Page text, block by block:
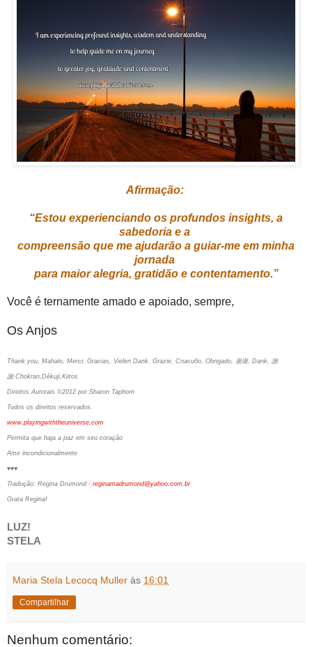
Afirmação:
“Estou experienciando os profundos insights, a
sabedoria e a
compreensão que me ajudarão a guiar-me em minha
jornada
para maior alegria, gratidão e contentamento.”
Você é ternamente amado e apoiado, sempre,
Os Anjos
Thank you, Mahalo, Merci, Gracias, Vielen Dank, Grazie, Спасибо, Obrigado, 谢谢, Dank, 謝
謝,Chokran,Děkuji,Kiitos
Direitos Autorais ©2012 por Sharon Taphorn
Todos os direitos reservados.
www.playingwiththeuniverse.com
Permita que haja a paz em seu coração
Ame incondicionalmente
♥♥♥
Tradução: Regina Drumond - reginamadrumond@yahoo.com.br
Grata Regina!
LUZ!
STELA
Maria Stela Lecocq Muller às 16:01
Compartilhar
Nenhum comentário: